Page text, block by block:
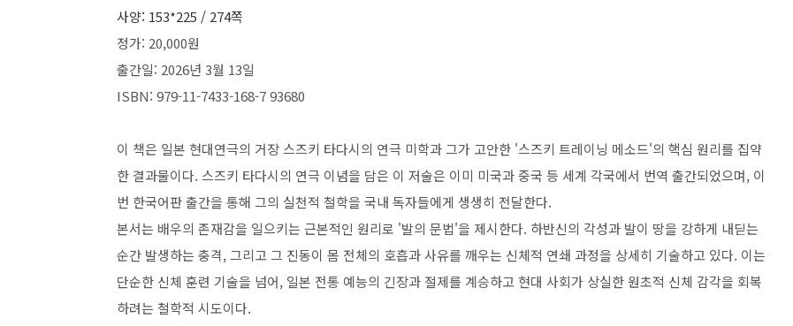
사양: 153*225 / 274쪽
정가: 20,000원
출간일: 2026년 3월 13일
ISBN: 979-11-7433-168-7 93680
이 책은 일본 현대연극의 거장 스즈키 타다시의 연극 미학과 그가 고안한 '스즈키 트레이닝 메소드'의 핵심 원리를 집약
한 결과물이다. 스즈키 타다시의 연극 이념을 담은 이 저술은 이미 미국과 중국 등 세계 각국에서 번역 출간되었으며, 이
번 한국어판 출간을 통해 그의 실천적 철학을 국내 독자들에게 생생히 전달한다.
본서는 배우의 존재감을 일으키는 근본적인 원리로 '발의 문법'을 제시한다. 하반신의 각성과 발이 땅을 강하게 내딛는
순간 발생하는 충격,그리고 그 진동이 몸 전체의 호흡과 사유를 깨우는 신체적 연쇄 과정을 상세히 기술하고 있다. 이는
단순한 신체 훈련 기술을 넘어, 일본 전통 예능의 긴장과 절제를 계승하고 현대 사회가 상실한 원초적 신체 감각을 회복
하려는 철학적 시도이다.